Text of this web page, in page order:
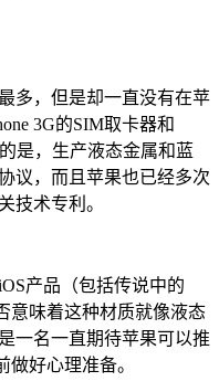
多，但是却一直没有在苹
3G的SIM取卡器和
是，生产液态金属和蓝
议，而且苹果也已经多次
技术专利。
产品（包括传说中的
意味着这种材质就像液态
一名一直期待苹果可以推
做好心理准备。